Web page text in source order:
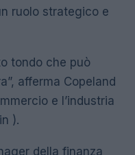
ruolo strategico e
tondo che può
afferma Copeland
e l’industria
).
della finanza